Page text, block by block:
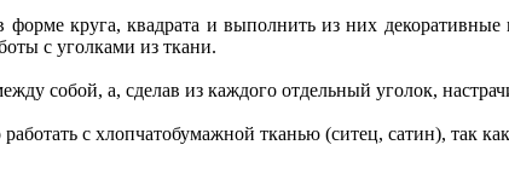
круга, квадрата и выполнить из них
с уголками из ткани.
собой, а, сделав из каждого отдельный уголок,
с хлопчатобумажной тканью (ситец, сатин), так